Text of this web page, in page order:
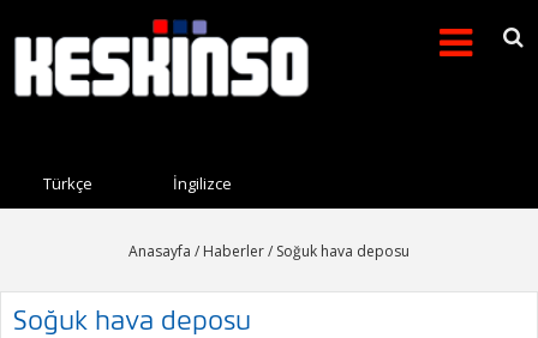
Arama formu
Türkçe İngilizce
Anasayfa / Haberler/ Soğuk hava deposu
Soğuk hava deposu